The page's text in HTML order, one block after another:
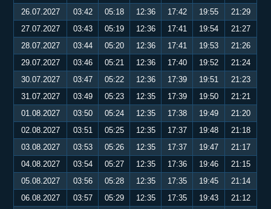
26.07.2027
03:42 05:18 12:36 17:42 19:55
21:29
27.07.2027
03:43 05:19 12:36 17:41 19:54
21:27
28.07.2027
03:44 05:20 12:36 17:41 19:53
21:26
29.07.2027
03:46 05:21 12:36 17:40 19:52
21:24
30.07.2027
03:47 05:22 12:36 17:39 19:51
21:23
31.07.2027
03:49 05:23 12:35 17:39 19:50
21:21
01.08.2027
03:50 05:24 12:35 17:38 19:49
21:20
02.08.2027
03:51 05:25 12:35 17:37 19:48
21:18
03.08.2027
03:53 05:26 12:35 17:37 19:47
21:17
04.08.2027
03:54 05:27 12:35 17:36 19:46
21:15
05.08.2027
03:56 05:28 12:35 17:35 19:45
21:14
06.08.2027
03:57 05:29 12:35 17:35 19:43
21:12